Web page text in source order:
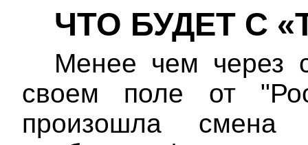
ЧТО БУДЕТ С
Менее чем через
своем поле от
произошла смена